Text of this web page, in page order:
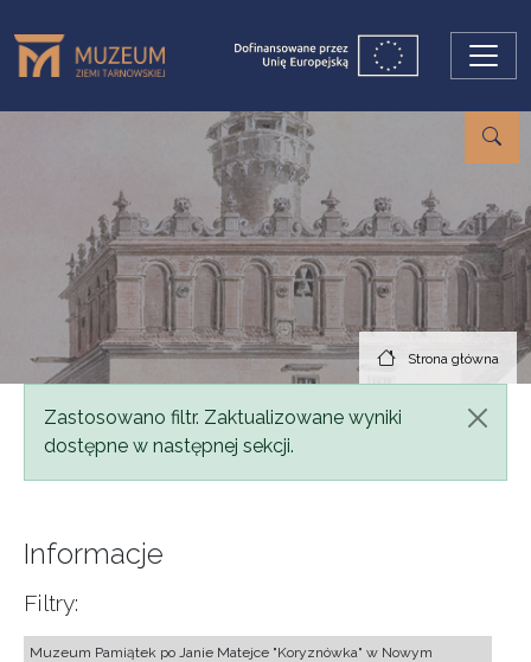
Strona główna
Komunikat
Zastosowano filtr. Zaktualizowane wyniki
dostępne w następnej sekcji.
Informacje
Filtry:
Muzeum Pamiątek po Janie Matejce "Koryznówka" w Nowym